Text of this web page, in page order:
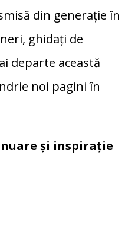
din generație în
ghidați de
departe această
noi pagini în
și inspirație